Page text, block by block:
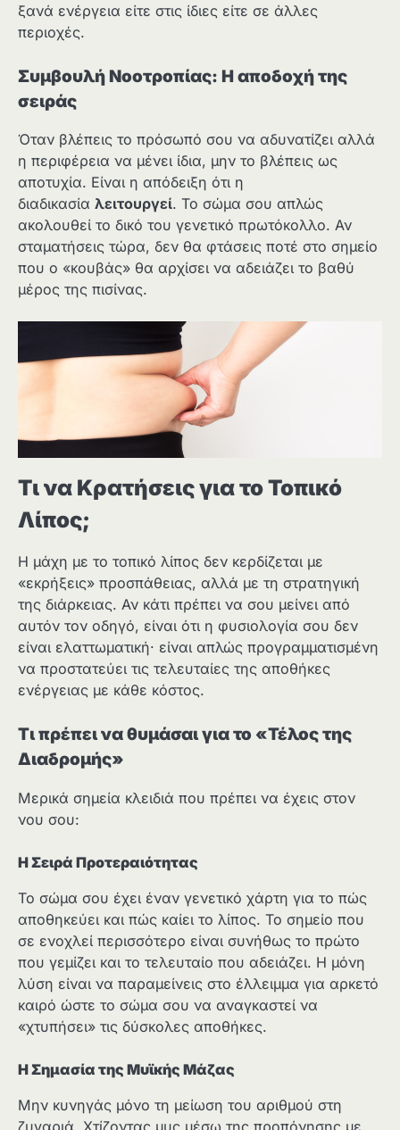
ξανά ενέργεια είτε στις ίδιες είτε σε άλλες
περιοχές.
Συμβουλή Νοοτροπίας: Η αποδοχή της
σειράς
Όταν βλέπεις το πρόσωπό σου να αδυνατίζει αλλά
η περιφέρεια να μένει ίδια, μην το βλέπεις ως
αποτυχία. Είναι η απόδειξη ότι η
διαδικασία λειτουργεί. Το σώμα σου απλώς
ακολουθεί το δικό του γενετικό πρωτόκολλο. Αν
σταματήσεις τώρα, δεν θα φτάσεις ποτέ στο σημείο
που ο «κουβάς» θα αρχίσει να αδειάζει το βαθύ
μέρος της πισίνας.
Τι να Κρατήσεις για το Τοπικό
Λίπος;
Η μάχη με το τοπικό λίπος δεν κερδίζεται με
«εκρήξεις» προσπάθειας, αλλά με τη στρατηγική
της διάρκειας. Αν κάτι πρέπει να σου μείνει από
αυτόν τον οδηγό, είναι ότι η φυσιολογία σου δεν
είναι ελαττωματική· είναι απλώς προγραμματισμένη
να προστατεύει τις τελευταίες της αποθήκες
ενέργειας με κάθε κόστος.
Τι πρέπει να θυμάσαι για το «Τέλος της
Διαδρομής»
Μερικά σημεία κλειδιά που πρέπει να έχεις στον
νου σου:
Η Σειρά Προτεραιότητας
Το σώμα σου έχει έναν γενετικό χάρτη για το πώς
αποθηκεύει και πώς καίει το λίπος. Το σημείο που
σε ενοχλεί περισσότερο είναι συνήθως το πρώτο
που γεμίζει και το τελευταίο που αδειάζει. Η μόνη
λύση είναι να παραμείνεις στο έλλειμμα για αρκετό
καιρό ώστε το σώμα σου να αναγκαστεί να
«χτυπήσει» τις δύσκολες αποθήκες.
Η Σημασία της Μυϊκής Μάζας
Μην κυνηγάς μόνο τη μείωση του αριθμού στη
ζυγαριά. Χτίζοντας μυς μέσω της προπόνησης με